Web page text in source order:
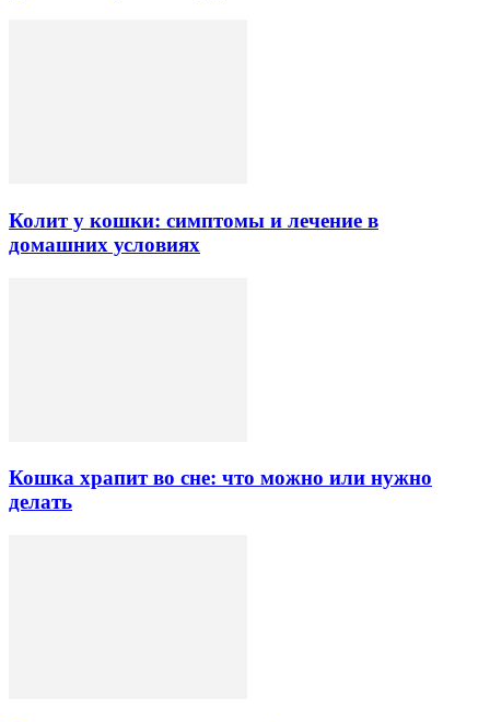
Колит у кошки: симптомы и лечение в
домашних условиях
Кошка храпит во сне: что можно или нужно
делать